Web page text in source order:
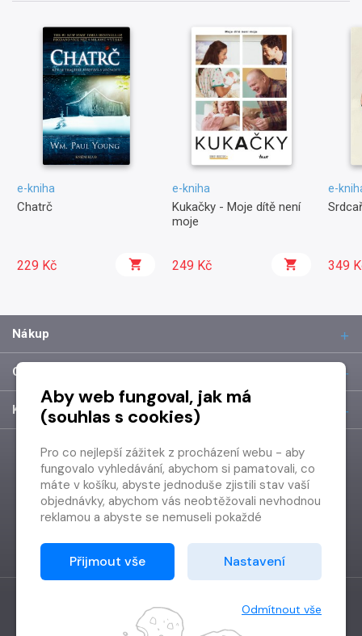
e-kniha
Chatrč
229 Kč
e-kniha
Kukačky - Moje dítě není
moje
249 Kč
e-
349
Nákup
O společnosti
Kontakt
Vytvořilo Grand IT s.r.o.
Aby web fungoval, jak má
(souhlas s cookies)
Pro co nejlepší zážitek z procházení webu - aby
fungovalo vyhledávání, abychom si pamatovali, co
máte v košíku, abyste jednoduše zjistili stav vaší
objednávky, abychom vás neobtěžovali nevhodnou
reklamou a abyste se nemuseli pokaždé
Proto od vás potřebujeme souhlas se
zpracováním souborů cookies
Děkujeme, že nám ho dáte a pomůžete nám tak
Přijmout vše Nastavení
Odmítnout vše